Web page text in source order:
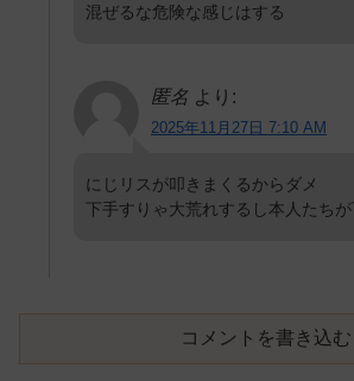
混ぜるな危険な感じはする
匿名 より:
2025年11月27日 7:10 AM
にじリスが叩きまくるからダメ
下手すりゃ大荒れするし本人たちが
コメントを書き込む